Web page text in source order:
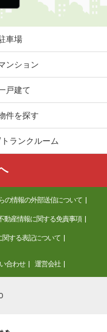
車場
ンション
戸建て
件を探す
ランクルーム
の情報の外部送信について
動産情報に関する免責事項
関する表記について
合わせ 運営会社